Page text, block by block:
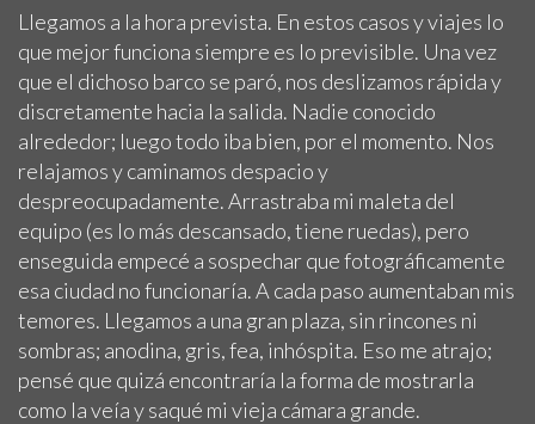
Llegamos a la hora prevista. En estos casos y viajes lo
que mejor funciona siempre es lo previsible. Una vez
que el dichoso barco se paró, nos deslizamos rápida y
discretamente hacia la salida. Nadie conocido
alrededor; luego todo iba bien, por el momento. Nos
relajamos y caminamos despacio y
despreocupadamente. Arrastraba mi maleta del
equipo (es lo más descansado, tiene ruedas), pero
enseguida empecé a sospechar que fotográficamente
esa ciudad no funcionaría. A cada paso aumentaban mis
temores. Llegamos a una gran plaza, sin rincones ni
sombras; anodina, gris, fea, inhóspita. Eso me atrajo;
pensé que quizá encontraría la forma de mostrarla
como la veía y saqué mi vieja cámara grande.